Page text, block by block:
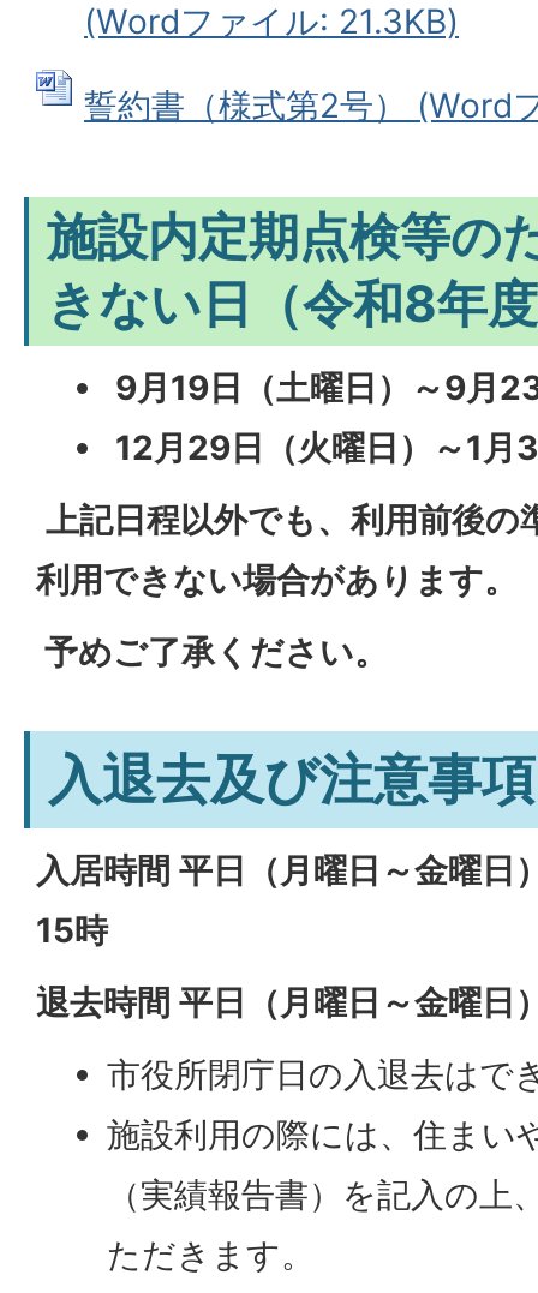
(Wordファイル: 21.3KB)
誓約書（様式第2号） (Word
施設内定期点検等の
きない日（令和8年
9月19日（土曜日）～9月
12月29日（火曜日）～1月
上記日程以外でも、利用前後の
利用できない場合があります。
予めご了承ください。
入退去及び注意事
入居時間 平日（月曜日～金曜日
15時
退去時間 平日（月曜日～金曜日
市役所閉庁日の入退去はで
施設利用の際には、住まい
（実績報告書）を記入の
ただきます。